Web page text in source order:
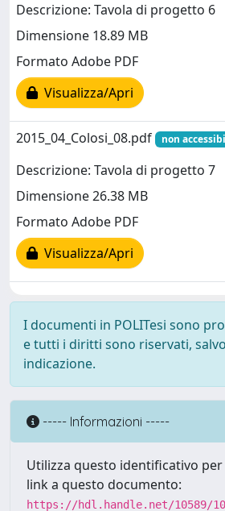
Descrizione: Tavola di progetto 6
Dimensione 18.89 MB
Formato Adobe PDF
Visualizza/Apri
2015_04_Colosi_08.pdf non
Descrizione: Tavola di progetto 7
Dimensione 26.38 MB
Formato Adobe PDF
Visualizza/Apri
I documenti in POLITesi sono
e tutti i diritti sono riservati,
indicazione.
----- Informazioni -----
Utilizza questo identificativo
link a questo documento:
https://hdl.handle.net/10589/